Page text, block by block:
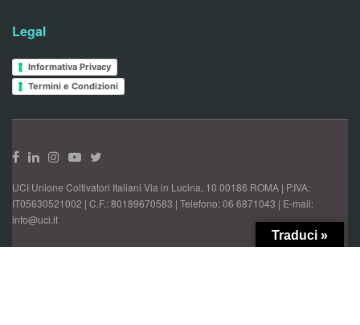
Legal
Informativa Privacy
Termini e Condizioni
UCI Unione Coltivatori Italiani Via in Lucina, 10 00186 ROMA | P.IVA:
IT05630521002 | C.F.: 80189670583 | Telefono: 06 6871043 | E-mail:
info@uci.it
Traduci »